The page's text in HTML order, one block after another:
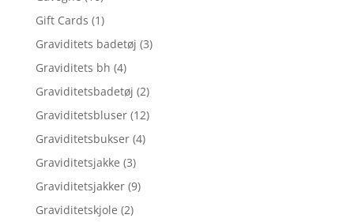
Gift Cards (1)
Graviditets badetøj (3)
Graviditets bh (4)
Graviditetsbadetøj (2)
Graviditetsbluser (12)
Graviditetsbukser (4)
Graviditetsjakke (3)
Graviditetsjakker (9)
Graviditetskjole (2)